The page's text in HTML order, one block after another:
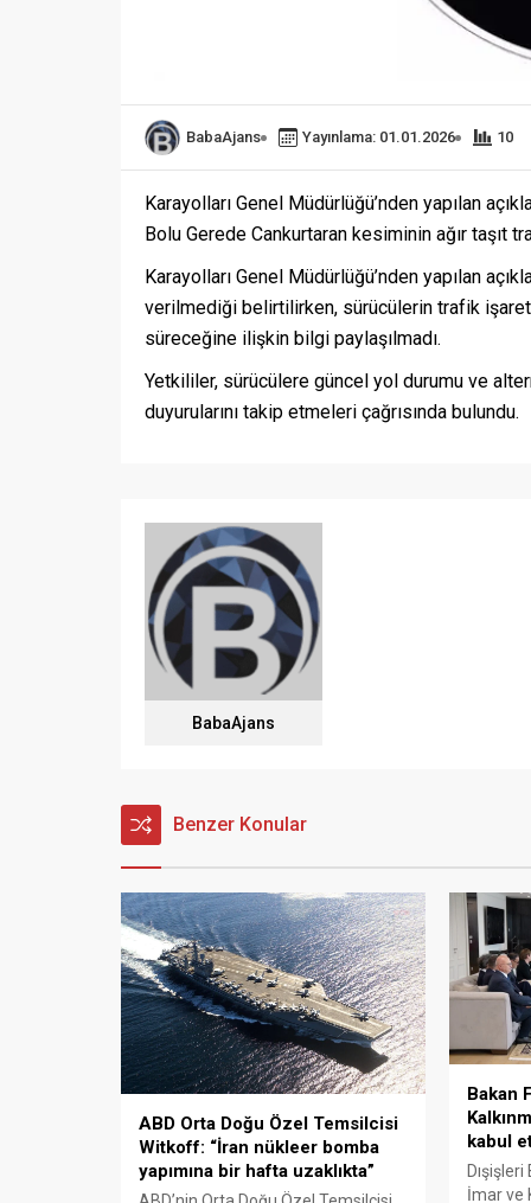
BabaAjans Yayınlama: 01.01.2026 10
Karayolları Genel Müdürlüğü’nden yapılan
Bolu Gerede Cankurtaran kesiminin ağır taşıt
Karayolları Genel Müdürlüğü’nden yapılan
verilmediği belirtilirken, sürücülerin trafik
süreceğine ilişkin bilgi paylaşılmadı.
Yetkililer, sürücülere güncel yol durumu ve
duyurularını takip etmeleri çağrısında bulundu.
BabaAjans
Benzer Konular
ABD Orta Doğu Özel Temsilcisi
Witkoff: “İran nükleer bomba
yapımına bir hafta uzaklıkta”
Bakan
kabul
İmar ve